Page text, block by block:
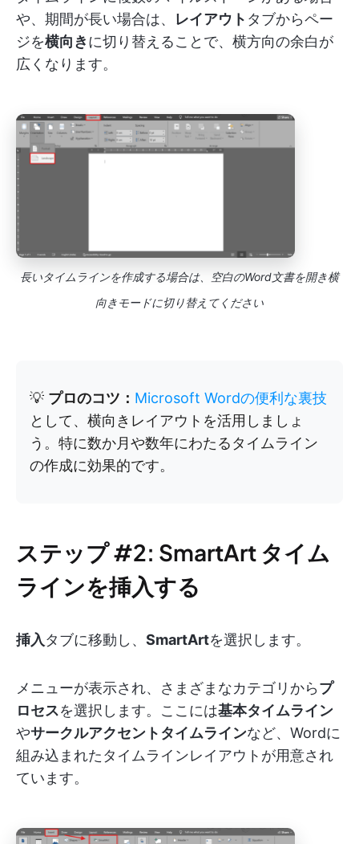
や、期間が長い場合は、 レイアウト タブからペー
ジを横向きに切り替えることで、横方向の余白が
広くなります。
長いタイムラインを作成する場合は、空白のWord文書を開き横
向きモードに切り替えてください
💡 プロのコツ： Microsoft Wordの便利な裏技
として、横向きレイアウトを活用しましょ
う。特に数か月や数年にわたるタイムライン
の作成に効果的です。
ステップ #2: SmartArt タイム
ラインを挿入する
挿入タブに移動し、 SmartArtを選択します。
メニューが表示され、さまざまなカテゴリからプ
ロセスを選択します。ここには基本タイムライン
やサークルアクセントタイムラインなど、Wordに
組み込まれたタイムラインレイアウトが用意され
ています。